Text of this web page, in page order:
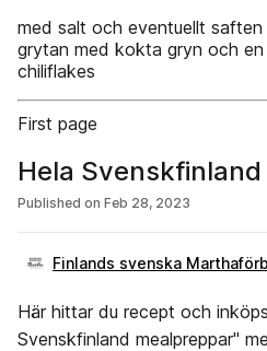
med salt och eventuellt saften
grytan med kokta gryn och
chiliflakes
First page
Hela
Published on Feb 28, 2023
Finlands svenska
Här hittar du recept och
Svenskfinland mealpreppar"